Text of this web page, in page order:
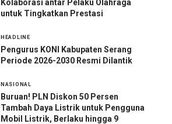
Kolaborasi antar Pelaku Olahraga
untuk Tingkatkan Prestasi
HEADLINE
Pengurus KONI Kabupaten Serang
Periode 2026-2030 Resmi Dilantik
NASIONAL
Buruan! PLN Diskon 50 Persen
Tambah Daya Listrik untuk Pengguna
Mobil Listrik, Berlaku hingga 9